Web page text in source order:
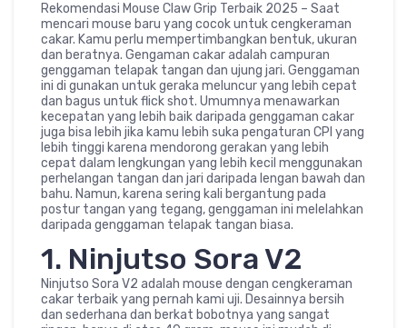
Rekomendasi Mouse Claw Grip Terbaik 2025 – Saat
mencari mouse baru yang cocok untuk cengkeraman
cakar. Kamu perlu mempertimbangkan bentuk, ukuran
dan beratnya. Gengaman cakar adalah campuran
genggaman telapak tangan dan ujung jari. Genggaman
ini di gunakan untuk geraka meluncur yang lebih cepat
dan bagus untuk flick shot. Umumnya menawarkan
kecepatan yang lebih baik daripada genggaman cakar
juga bisa lebih jika kamu lebih suka pengaturan CPI yang
lebih tinggi karena mendorong gerakan yang lebih
cepat dalam lengkungan yang lebih kecil menggunakan
perhelangan tangan dan jari daripada lengan bawah dan
bahu. Namun, karena sering kali bergantung pada
postur tangan yang tegang, genggaman ini melelahkan
daripada genggaman telapak tangan biasa.
1. Ninjutso Sora V2
Ninjutso Sora V2 adalah mouse dengan cengkeraman
cakar terbaik yang pernah kami uji. Desainnya bersih
dan sederhana dan berkat bobotnya yang sangat